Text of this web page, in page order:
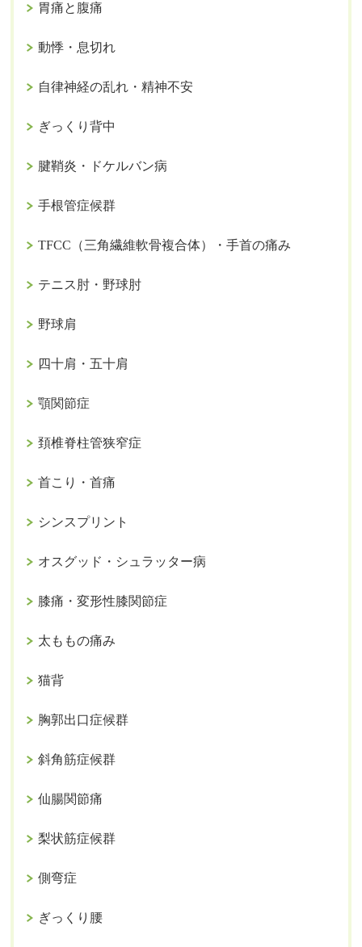
胃痛と腹痛
動悸・息切れ
自律神経の乱れ・精神不安
ぎっくり背中
腱鞘炎・ドケルバン病
手根管症候群
TFCC（三角繊維軟骨複合体）・手首の痛み
テニス肘・野球肘
野球肩
四十肩・五十肩
顎関節症
頚椎脊柱管狭窄症
首こり・首痛
シンスプリント
オスグッド・シュラッター病
膝痛・変形性膝関節症
太ももの痛み
猫背
胸郭出口症候群
斜角筋症候群
仙腸関節痛
梨状筋症候群
側弯症
ぎっくり腰